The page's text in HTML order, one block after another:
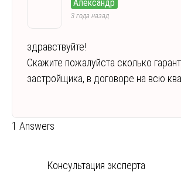
Александр
3 года назад
здравствуйте!
Скажите пожалуйста сколько
застройщика, в договоре на всю
1 Answers
Консультация эксперта